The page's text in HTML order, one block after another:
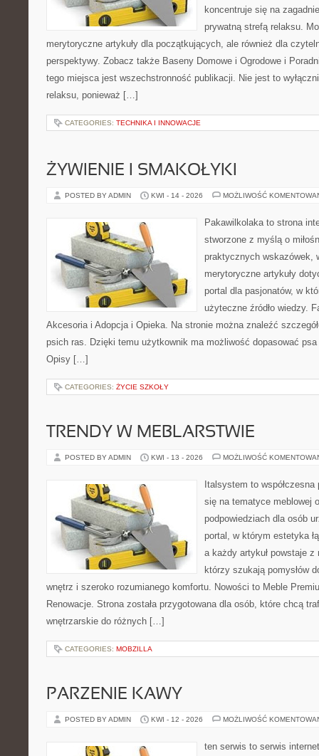
koncentruje się na
prywatną strefą relaksu.
merytoryczne artykuły dla początkujących, ale również dla
perspektywy. Zobacz także Baseny Domowe i Ogrodowe i
tego miejsca jest wszechstronność publikacji. Nie jest to
relaksu, ponieważ […]
CATEGORIES: TECHNIKA I INNOWACJE
ŻYWIENIE I SMAKOŁYKI
POSTED BY ADMIN KWI - 14 - 2026 MOŻLIWOŚĆ
Pakawilkolaka to strona
stworzone z myślą o
praktycznych wskazówek,
merytoryczne artykuły
portal dla pasjonatów, w
użyteczne źródło wiedzy.
Akcesoria i Adopcja i Opieka. Na stronie można znaleźć
psich ras. Dzięki temu użytkownik ma możliwość dopasować
Opisy […]
CATEGORIES: ŻYCIE SZKOŁY
TRENDY W MEBLARSTWIE
POSTED BY ADMIN KWI - 13 - 2026 MOŻLIWOŚĆ
Italsystem to
się na tematyce meblowej
podpowiedziach dla osób
portal, w którym estetyka
a każdy artykuł powstaje
którzy szukają pomysłów
wnętrz i szeroko rozumianego komfortu. Nowości to Meble
Renowacje. Strona została przygotowana dla osób, które chcą
wnętrzarskie do różnych […]
CATEGORIES: MOBZILLA
PARZENIE KAWY
POSTED BY ADMIN KWI - 12 - 2026 MOŻLIWOŚĆ
ten serwis to serwis